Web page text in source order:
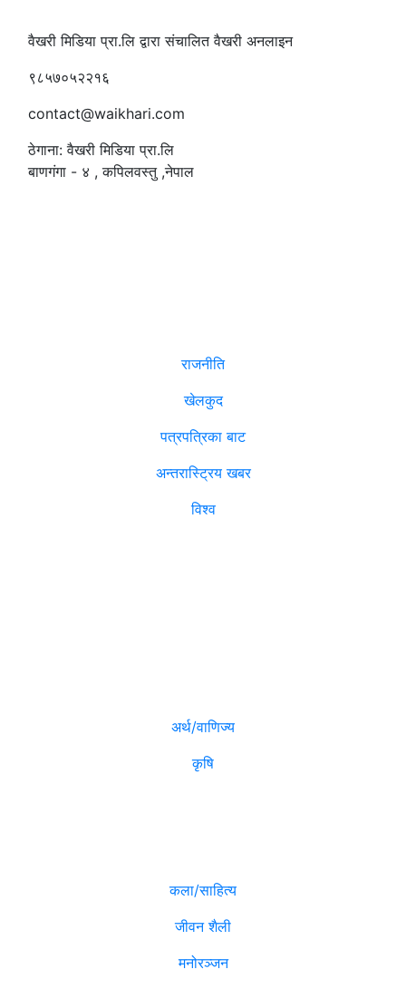
वैखरी मिडिया प्रा.लि द्वारा संचालित वैखरी अनलाइन
९८५७०५२२१६
contact@waikhari.com
ठेगाना: वैखरी मिडिया प्रा.लि
बाणगंगा - ४ , कपिलवस्तु ,नेपाल
राजनीति
खेलकुद
पत्रपत्रिका बाट
अन्तरास्ट्रिय खबर
विश्व
अर्थ/वाणिज्य
कृषि
कला/साहित्य
जीवन शैली
मनोरञ्जन